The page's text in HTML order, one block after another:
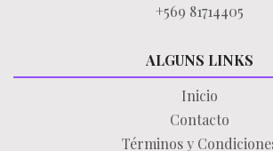
+569 81714405
ALGUNS LINKS
Inicio
Contacto
Términos y